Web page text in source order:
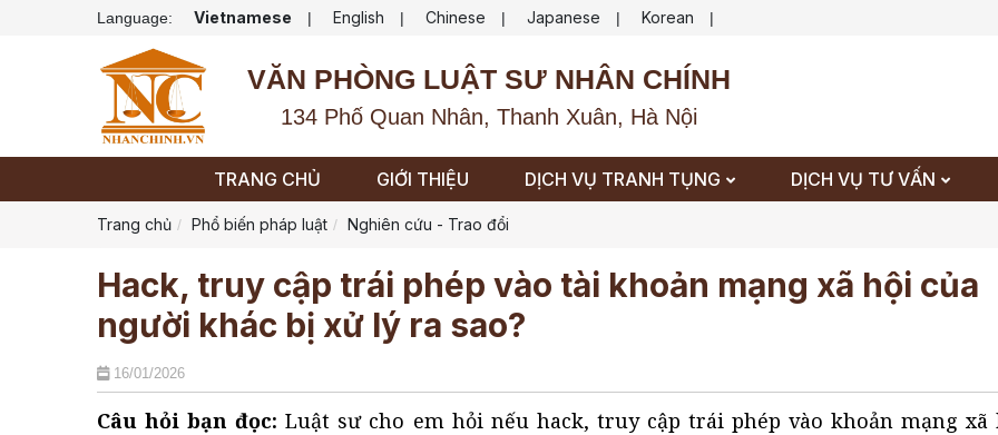
Language: Vietnamese | English | Chinese | Japanese | Korean |
VĂN PHÒNG LUẬT SƯ NHÂN CHÍNH
134 Phố Quan Nhân, Thanh Xuân, Hà Nội
TRANG CHỦ GIỚI THIỆU DỊCH VỤ TRANH TỤNG DỊCH VỤ TƯ VẤN
Trang chủ Phổ biến pháp luật Nghiên cứu - Trao đổi
Hack, truy cập trái phép vào tài khoản mạng xã hội của
người khác bị xử lý ra sao?
16/01/2026
Câu hỏi bạn đọc:Luật sư cho em hỏi nếu hack, truy cập trái phép vào khoản mạng xã